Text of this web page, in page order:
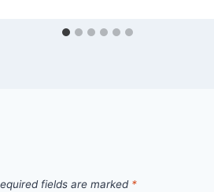
fields are marked *